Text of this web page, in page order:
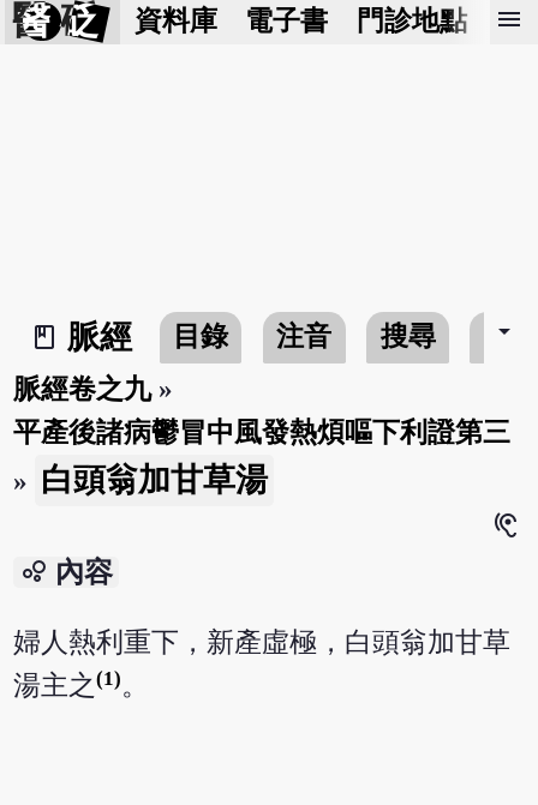
醫 砭 資料庫 電子書 門診地點 預
menu
book_2
脈經 目錄 注音 搜尋 書介
arrow_drop_down
脈經卷之九»
平產後諸病鬱冒中風發熱煩嘔下利證第三
» 白頭翁加甘草湯
hearing
bubble_chart 內容
婦人熱利重下，新產虛極，白頭翁加甘草
湯主之(1)。